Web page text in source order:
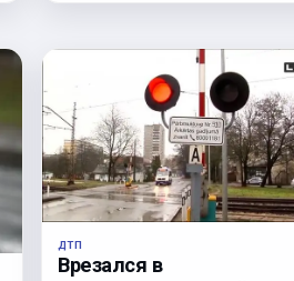
ДТП
Врезался в